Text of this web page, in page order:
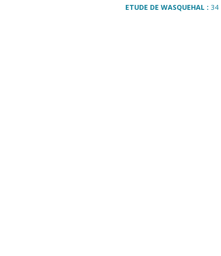
ETUDE DE WASQUEHAL : 34